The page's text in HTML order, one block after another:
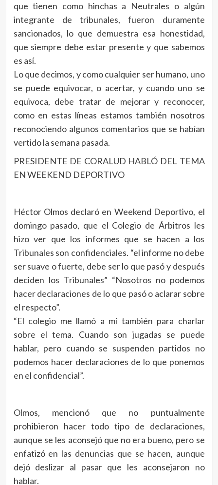
que tienen como hinchas a Neutrales o algún
integrante de tribunales, fueron duramente
sancionados, lo que demuestra esa honestidad,
que siempre debe estar presente y que sabemos
es así.
Lo que decimos, y como cualquier ser humano, uno
se puede equivocar, o acertar, y cuando uno se
equivoca, debe tratar de mejorar y reconocer,
como en estas líneas estamos también nosotros
reconociendo algunos comentarios que se habían
vertido la semana pasada.
PRESIDENTE DE CORALUD HABLÓ DEL TEMA
EN WEEKEND DEPORTIVO
Héctor Olmos declaró en Weekend Deportivo, el
domingo pasado, que el Colegio de Árbitros les
hizo ver que los informes que se hacen a los
Tribunales son confidenciales. “el informe no debe
ser suave o fuerte, debe ser lo que pasó y después
deciden los Tribunales” “Nosotros no podemos
hacer declaraciones de lo que pasó o aclarar sobre
el respecto”.
“El colegio me llamó a mí también para charlar
sobre el tema. Cuando son jugadas se puede
hablar, pero cuando se suspenden partidos no
podemos hacer declaraciones de lo que ponemos
en el confidencial”.
Olmos, mencionó que no puntualmente
prohibieron hacer todo tipo de declaraciones,
aunque se les aconsejó que no era bueno, pero se
enfatizó en las denuncias que se hacen, aunque
dejó deslizar al pasar que les aconsejaron no
hablar.